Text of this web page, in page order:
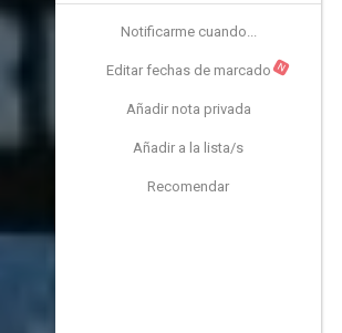
Notificarme cuando...
Editar fechas de marcado N
Añadir nota privada
Añadir a la lista/s
Recomendar